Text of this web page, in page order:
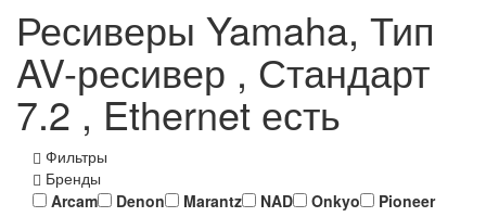
Ресиверы Yamaha, Тип
AV-ресивер , Стандарт
7.2 , Ethernet есть
Фильтры
Бренды
Arcam
Denon Marantz NAD Onkyo
Pioneer